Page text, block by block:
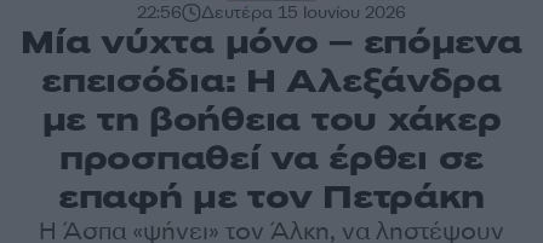
22:56 Δευτέρα 15 Ιουνίου 2026
Μία νύχτα μόνο – επόμενα
επεισόδια: Η Αλεξάνδρα
με τη βοήθεια του χάκερ
προσπαθεί να έρθει σε
επαφή με τον Πετράκη
Η Άσπα «ψήνει» τον Άλκη, να ληστέψουν